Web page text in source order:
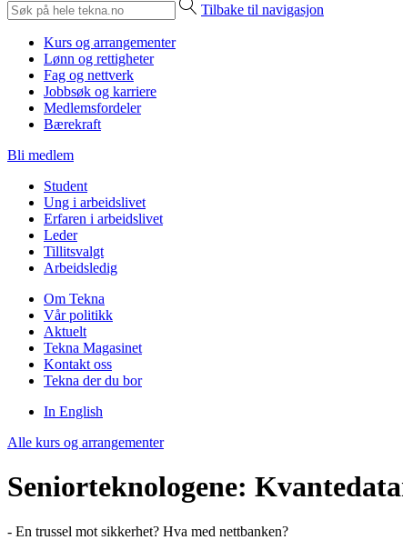
Tilbake til navigasjon
Kurs og arrangementer
Lønn og rettigheter
Fag og nettverk
Jobbsøk og karriere
Medlemsfordeler
Bærekraft
Bli medlem
Student
Ung i arbeidslivet
Erfaren i arbeidslivet
Leder
Tillitsvalgt
Arbeidsledig
Om Tekna
Vår politikk
Aktuelt
Tekna Magasinet
Kontakt oss
Tekna der du bor
In English
Alle kurs og arrangementer
Seniorteknologene:
- En trussel mot sikkerhet? Hva med nettbanken?